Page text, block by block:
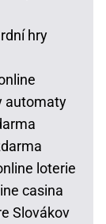
hry
automaty
loterie
casina
Slovákov